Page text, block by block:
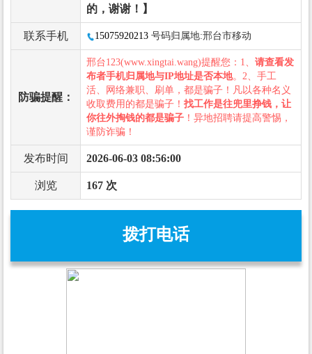
的，谢谢！】
联系手机 15075920213 号码归属地:邢台市移动
防骗提醒：
邢台123(www.xingtai.wang)提醒您：1、 请查看发
布者手机归属地与IP地址是否本地。2、手工
活、网络兼职、刷单，都是骗子！凡以各种名义
收取费用的都是骗子！ 找工作是往兜里挣钱，让
你往外掏钱的都是骗子 ！异地招聘请提高警惕，
谨防诈骗！
发布时间 2026-06-03 08:56:00
浏览 167 次
拨打电话